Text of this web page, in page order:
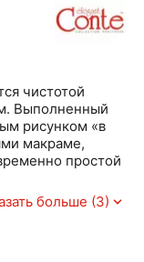
чистотой
Выполненный
рисунком «в
макраме,
простой
больше (3)